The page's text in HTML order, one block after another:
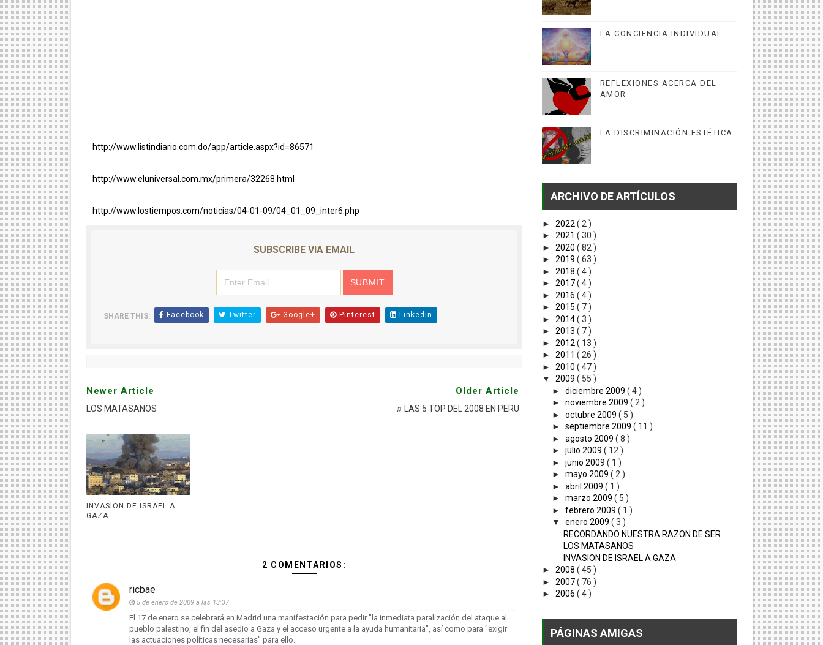
http://www.listindiario.com.do/app/article.aspx?id=86571
http://www.eluniversal.com.mx/primera/32268.html
http://www.lostiempos.com/noticias/04-01-09/04_01_09_inter6.php
SUBSCRIBE VIA EMAIL
SHARE THIS: Facebook Twitter Google+ Pinterest Linkedin
Newer Article
LOS MATASANOS
Older Article
♫ LAS 5 TOP DEL 2008 EN PERU
INVASION DE ISRAEL A
GAZA
2 COMENTARIOS:
ricbae
5 de enero de 2009 a las 13:37
El 17 de enero se celebrará en Madrid una manifestación para pedir "la inmediata paralización del ataque al
pueblo palestino, el fin del asedio a Gaza y el acceso urgente a la ayuda humanitaria", así como para "exigir
las actuaciones políticas necesarias" para ello.
LA CONCIENCIA INDIVIDUAL
REFLEXIONES ACERCA DEL
AMOR
LA DISCRIMINACIÓN ESTÉTICA
ARCHIVO DE ARTÍCULOS
► 2022 ( 2 )
► 2021 ( 30 )
► 2020 ( 82 )
► 2019 ( 63 )
► 2018 ( 4 )
► 2017( 4 )
► 2016 ( 4 )
► 2015 ( 7 )
► 2014( 3 )
► 2013 ( 7 )
► 2012 ( 13 )
► 2011 ( 26 )
► 2010 ( 47 )
▼ 2009 ( 55 )
►diciembre 2009( 4 )
►noviembre 2009( 2 )
►octubre 2009( 5 )
►septiembre 2009( 11 )
►agosto 2009( 8 )
►julio 2009( 12 )
►junio 2009( 1 )
►mayo 2009( 2 )
►abril 2009( 1 )
►marzo 2009( 5 )
►febrero 2009( 1 )
▼enero 2009( 3 )
RECORDANDO NUESTRA RAZON DE SER
LOS MATASANOS
INVASION DE ISRAEL A GAZA
► 2008 ( 45 )
► 2007( 76 )
► 2006 ( 4 )
PÁGINAS AMIGAS